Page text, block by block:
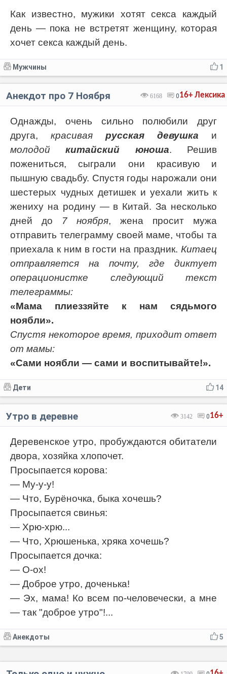
Как известно, мужики хотят секса каждый
день — пока не встретят женщину, которая
хочет секса каждый день.
1
Мужчины
Лексика
16+
6168 0
Анекдот про 7 Ноября
Однажды, очень сильно полюбили друг
друга, красивая русская девушка и
молодойкитайский юноша. Решив
пожениться, сыграли они красивую и
пышную свадьбу. Спустя годы нарожали они
шестерых чудных детишек и уехали жить к
жениху на родину — в Китай. За несколько
дней до 7 ноября, жена просит мужа
отправить телеграмму своей маме, чтобы та
приехала к ним в гости на праздник. Китаец
отправляется на почту, где диктует
операционистке следующий текст
телеграммы:
«Мама плиеззяйте к нам сядьмого
ноябли».
Спустя некоторое время, приходит ответ
от мамы:
«Сами ноябли — сами и воспитывайте!».
14
Дети
16+
3142 0
Утро в деревне
Деревенское утро, пробуждаются обитатели
двора, хозяйка хлопочет.
Просыпается корова:
— Му-у-у!
— Что, Бурёночка, быка хочешь?
Просыпается свинья:
— Хрю-хрю...
— Что, Хрюшенька, хряка хочешь?
Просыпается дочка:
— О-ох!
— Доброе утро, доченька!
— Эх, мама! Ко всем по-человечески, а мне
— так "доброе утро"!...
5
Анекдоты